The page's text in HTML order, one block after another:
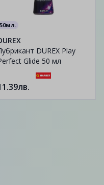
50мл.
DUREX Play
Glide 50 мл